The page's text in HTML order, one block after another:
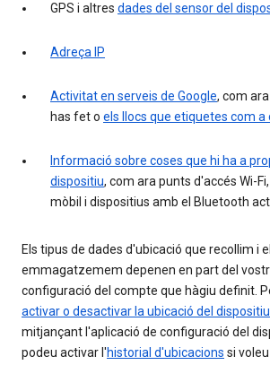
GPS i altres dades del sensor del
Adreça IP
Activitat en serveis de Google, com
has fet o els llocs que etiquetes com
Informació sobre coses que hi ha a
dispositiu, com ara punts d'accés Wi-
mòbil i dispositius amb el Bluetooth
Els tipus de dades d'ubicació que recollim i
emmagatzemem depenen en part del
configuració del compte que hàgiu definit.
activar o desactivar la ubicació del
mitjançant l'aplicació de configuració del
podeu activar l'historial d'ubicacions si